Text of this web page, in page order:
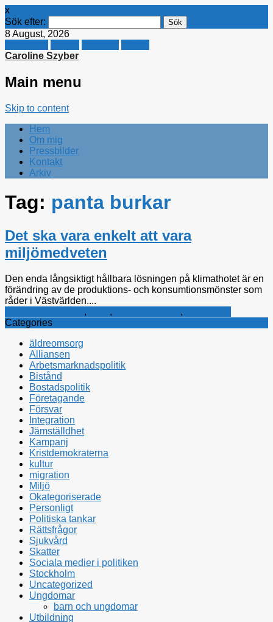
x
Sök efter:
8 August, 2026
Caroline Szyber
Main menu
Skip to content
Hem
Om mig
Pressbilder
Kontakt
Arkiv
Tag: panta burkar
Det ska vara enkelt att vara
miljömedveten
Den enda långsiktigt hållbara lösningen på klimathotet är en
förändring av de produktions- och konsumtionsmönster som
råder i Västvärlden....
, , ,
Categories
äldreomsorg
Alliansen
Arbetsmarknadspolitik
Bistånd
Bostadspolitik
Företagande
Försvar
Integration
Jämställdhet
Kampanj
Kristdemokraterna
kultur
migration
Miljö
Okategoriserade
Personligt
Politiska tankar
Rättsfrågor
Sjukvård
Skatter
Sociala medier i politiken
Stockholm
Uncategorized
Ungdomar
barn och ungdomar
Utbildning